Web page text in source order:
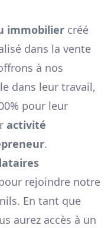
immobilier créé
dans la vente
à nos
dans leur travail,
pour leur
activité
.
rejoindre notre
. En tant que
aurez accès à un